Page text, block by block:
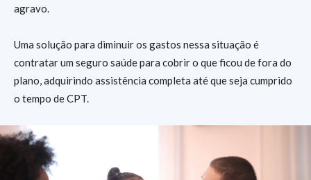
agravo.
Uma solução para diminuir os gastos nessa situação é
contratar um seguro saúde para cobrir o que ficou de fora do
plano, adquirindo assistência completa até que seja cumprido
o tempo de CPT.